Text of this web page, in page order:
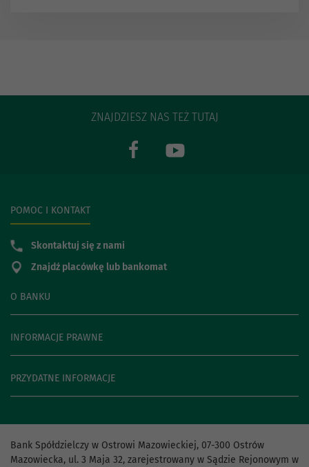
ZNAJDZIESZ NAS TEŻ TUTAJ
O BANKU
INFORMACJE PRAWNE
PRZYDATNE INFORMACJE
POMOC I KONTAKT
Skontaktuj się z nami
Znajdź placówkę lub bankomat
Bank Spółdzielczy w Ostrowi Mazowieckiej, 07-300 Ostrów
Mazowiecka, ul. 3 Maja 32, zarejestrowany w Sądzie Rejonowym w